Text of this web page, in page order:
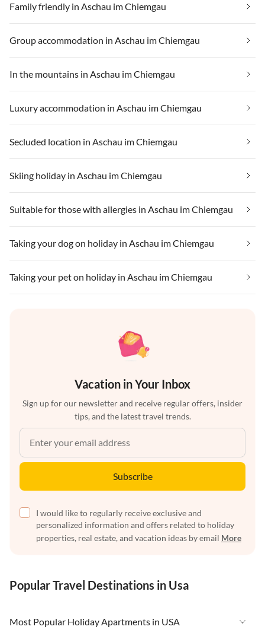
Family friendly in Aschau im Chiemgau
Group accommodation in Aschau im Chiemgau
In the mountains in Aschau im Chiemgau
Luxury accommodation in Aschau im Chiemgau
Secluded location in Aschau im Chiemgau
Skiing holiday in Aschau im Chiemgau
Suitable for those with allergies in Aschau im Chiemgau
Taking your dog on holiday in Aschau im Chiemgau
Taking your pet on holiday in Aschau im Chiemgau
Vacation in Your Inbox
Sign up for our newsletter and receive regular offers, insider
tips, and the latest travel trends.
Subscribe
I would like to regularly receive exclusive and
personalized information and offers related to holiday
properties, real estate, and vacation ideas by email More
Popular Travel Destinations in Usa
Most Popular Holiday Apartments in USA